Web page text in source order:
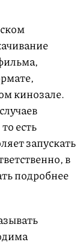
кинозале.
есть
запускать
в
подробнее